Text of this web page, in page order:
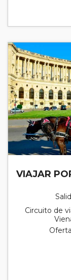
VIAJAR
Circuito de